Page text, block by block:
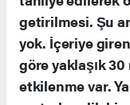
getirilmesi. Şu
yok. İçeriye
göre yaklaşık
etkilenme var.